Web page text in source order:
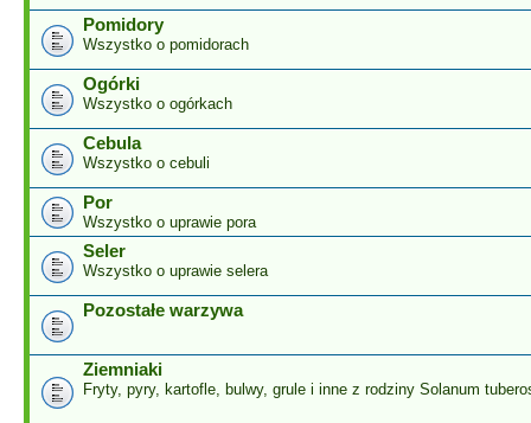
Pomidory
Wszystko o pomidorach
Ogórki
Wszystko o ogórkach
Cebula
Wszystko o cebuli
Por
Wszystko o uprawie pora
Seler
Wszystko o uprawie selera
Pozostałe warzywa
Ziemniaki
Fryty, pyry, kartofle, bulwy, grule i inne z rodziny Solanum